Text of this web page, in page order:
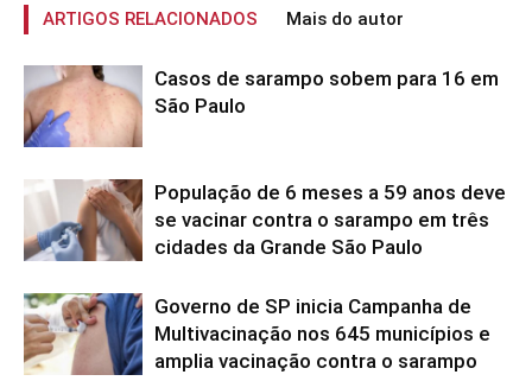
ARTIGOS RELACIONADOS Mais do autor
Casos de sarampo sobem para 16 em
São Paulo
População de 6 meses a 59 anos deve
se vacinar contra o sarampo em três
cidades da Grande São Paulo
Governo de SP inicia Campanha de
Multivacinação nos 645 municípios e
amplia vacinação contra o sarampo